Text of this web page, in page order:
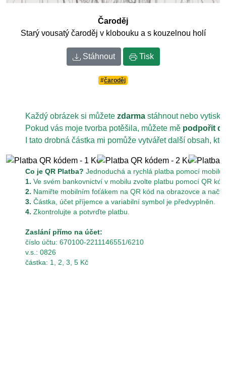
Čaroděj
Starý vousatý čaroděj v klobouku a s kouzelnou holí
Stáhnout Tisk
#čaroděj
Každý obrázek si můžete zdarma stáhnout nebo
Pokud vás moje tvorba potěšila, můžete mě podpořit
I tato drobná částka mi pomůže vytvářet další obsah,
Co je QR Platba? Jednoduchá a rychlá platba pomocí
1. Ve svém bankovnictví v mobilu zvolte platbu pomocí QR
2. Namiřte mobilním foťákem na QR kód na obrazovce a
3. Částka, účet příjemce a variabilní symbol je předvyplněn.
4. Zkontrolujte a potvrďte platbu.
Zaslání přímo na účet:
číslo účtu: 670100-2211146551/6210
v.s.: 0826
částka: 1, 2, 3, 5 Kč